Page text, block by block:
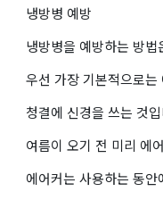
냉방병 예방
냉방병을 예방하는 방
우선 가장 기본적으로는
청결에 신경을 쓰는 것
여름이 오기 전 미리 에
에어커는 사용하는 동안